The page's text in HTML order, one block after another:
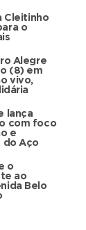
Cleitinho
o
Alegre
(8) em
vivo,
lança
com foco
e
do Aço
o
ao
Belo